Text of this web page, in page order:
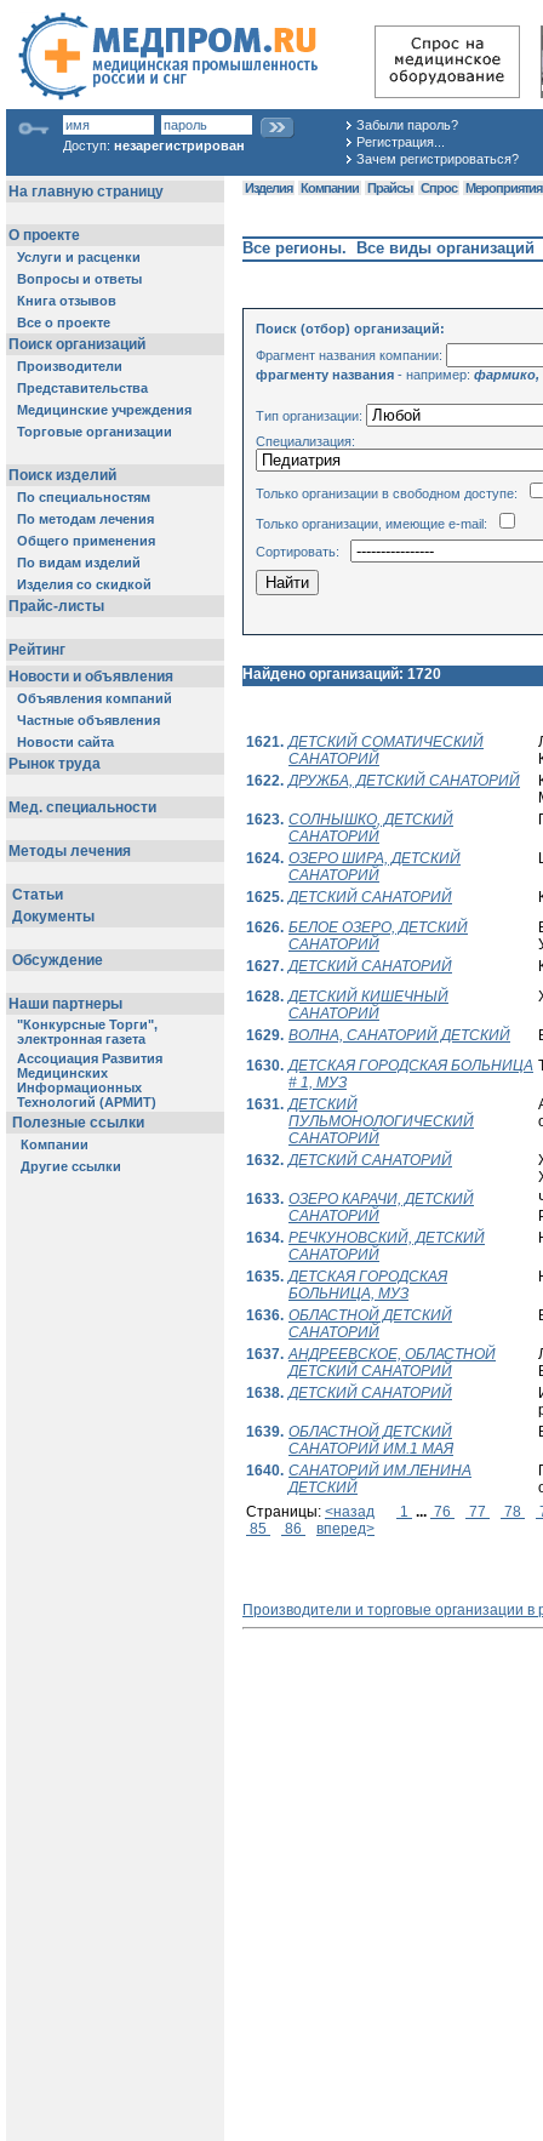
Доступ: незарегистрирован
Забыли пароль?
Регистрация...
Зачем регистрироваться?
Изделия Компании Прайсы Спрос Мероприятия
Все регионы. Все виды организаций
Поиск (отбор) организаций:
Фрагмент названия компании:
фрагменту названия - например: фармико,
Тип организации:
Специализация:
Только организации в свободном доступе:
Только организации, имеющие e-mail:
Сортировать:
Найдено организаций: 1720
1621. ДЕТСКИЙ СОМАТИЧЕСКИЙ
САНАТОРИЙ
1622. ДРУЖБА, ДЕТСКИЙ САНАТОРИЙ
1623. СОЛНЫШКО, ДЕТСКИЙ
САНАТОРИЙ
1624. ОЗЕРО ШИРА, ДЕТСКИЙ
САНАТОРИЙ
1625. ДЕТСКИЙ САНАТОРИЙ
1626. БЕЛОЕ ОЗЕРО, ДЕТСКИЙ
САНАТОРИЙ
1627. ДЕТСКИЙ САНАТОРИЙ
1628. ДЕТСКИЙ КИШЕЧНЫЙ
САНАТОРИЙ
1629. ВОЛНА, САНАТОРИЙ ДЕТСКИЙ
1630. ДЕТСКАЯ ГОРОДСКАЯ БОЛЬНИЦА
# 1, МУЗ
1631. ДЕТСКИЙ
ПУЛЬМОНОЛОГИЧЕСКИЙ
САНАТОРИЙ
1632. ДЕТСКИЙ САНАТОРИЙ
1633. ОЗЕРО КАРАЧИ, ДЕТСКИЙ
САНАТОРИЙ
1634. РЕЧКУНОВСКИЙ, ДЕТСКИЙ
САНАТОРИЙ
1635. ДЕТСКАЯ ГОРОДСКАЯ
БОЛЬНИЦА, МУЗ
1636. ОБЛАСТНОЙ ДЕТСКИЙ
САНАТОРИЙ
1637. АНДРЕЕВСКОЕ, ОБЛАСТНОЙ
ДЕТСКИЙ САНАТОРИЙ
1638. ДЕТСКИЙ САНАТОРИЙ
1639. ОБЛАСТНОЙ ДЕТСКИЙ
САНАТОРИЙ ИМ.1 МАЯ
1640. САНАТОРИЙ ИМ.ЛЕНИНА
ДЕТСКИЙ
Страницы: <назад 1 ... 76 77 78
85
86 вперед>
Производители и торговые организации в